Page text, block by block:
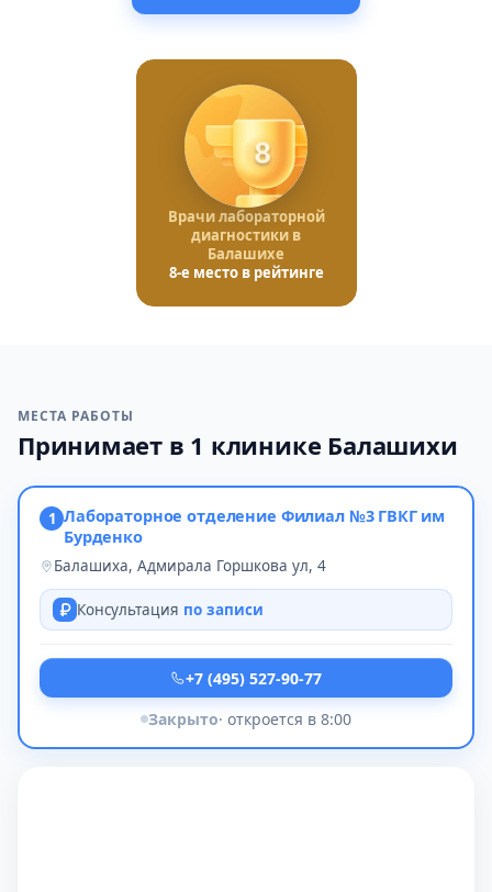
8
Врачи лабораторной
диагностики в
Балашихе
8-е место в рейтинге
МЕСТА РАБОТЫ
Принимает в 1 клинике Балашихи
1 Лабораторное отделение Филиал №3 ГВКГ им
Бурденко
Балашиха, Адмирала Горшкова ул, 4
Консультация по записи
+7 (495) 527-90-77
Закрыто· откроется в 8:00